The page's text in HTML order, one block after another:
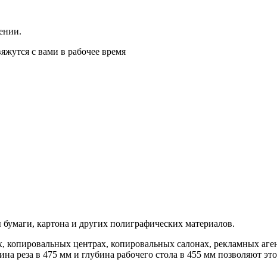
с вами в рабочее время
картона и других полиграфических материалов.
центрах, копировальных салонах, рекламных
реза в 475 мм и глубина рабочего стола в 455 мм позволяют